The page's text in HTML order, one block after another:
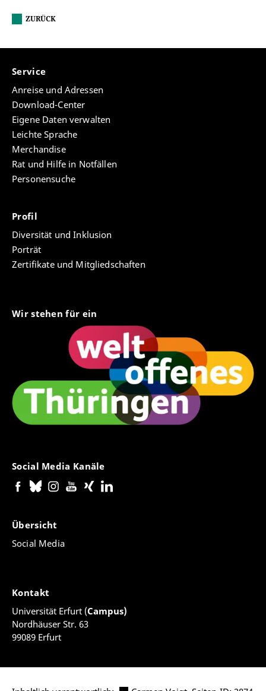
ZURÜCK
Service
Anreise und Adressen
Download-Center
Eigene Daten verwalten
Leichte Sprache
Merchandise
Rat und Hilfe in Notfällen
Personensuche
Profil
Diversität und Inklusion
Porträt
Zertifikate und Mitgliedschaften
Wir stehen für ein
Social Media Kanäle
Übersicht
Social Media
Kontakt
Universität Erfurt (Campus)
Nordhäuser Str. 63
99089 Erfurt